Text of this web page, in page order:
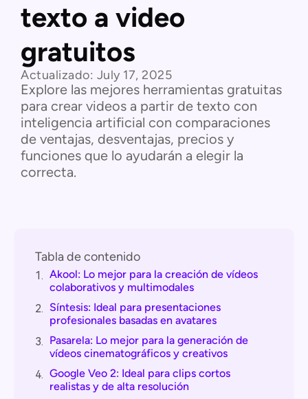
texto a video
gratuitos
Actualizado: July 17, 2025
Explore las mejores herramientas gratuitas
para crear videos a partir de texto con
inteligencia artificial con comparaciones
de ventajas, desventajas, precios y
funciones que lo ayudarán a elegir la
correcta.
Tabla de contenido
1. Akool: Lo mejor para la creación de vídeos
colaborativos y multimodales
2. Síntesis: Ideal para presentaciones
profesionales basadas en avatares
3. Pasarela: Lo mejor para la generación de
vídeos cinematográficos y creativos
4. Google Veo 2: Ideal para clips cortos
realistas y de alta resolución